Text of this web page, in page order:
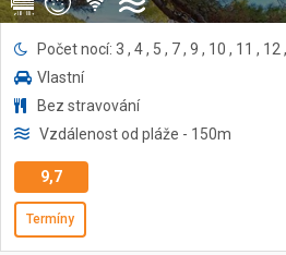
Počet nocí: 3 , 4 , 5 , 7 , 9 , 10 , 11 , 12
Vlastní
Bez stravování
Vzdálenost od pláže - 150m
9,7
Termíny